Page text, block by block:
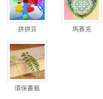
拼拼豆 馬賽克
環保書籤